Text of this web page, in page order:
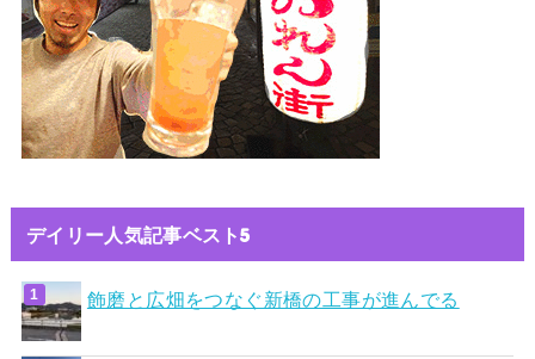
デイリー人気記事ベスト5
飾磨と広畑をつなぐ新橋の工事が進んでる